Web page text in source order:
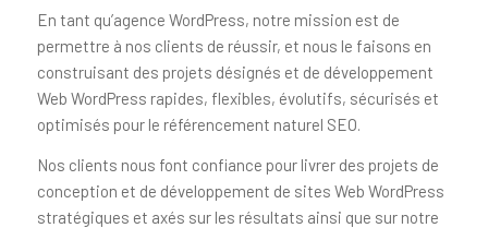
En tant qu’agence WordPress, notre mission est de
permettre à nos clients de réussir, et nous le faisons en
construisant des projets désignés et de développement
Web WordPress rapides, flexibles, évolutifs, sécurisés et
optimisés pour le référencement naturel SEO.
Nos clients nous font confiance pour livrer des projets de
conception et de développement de sites Web WordPress
stratégiques et axés sur les résultats ainsi que sur notre